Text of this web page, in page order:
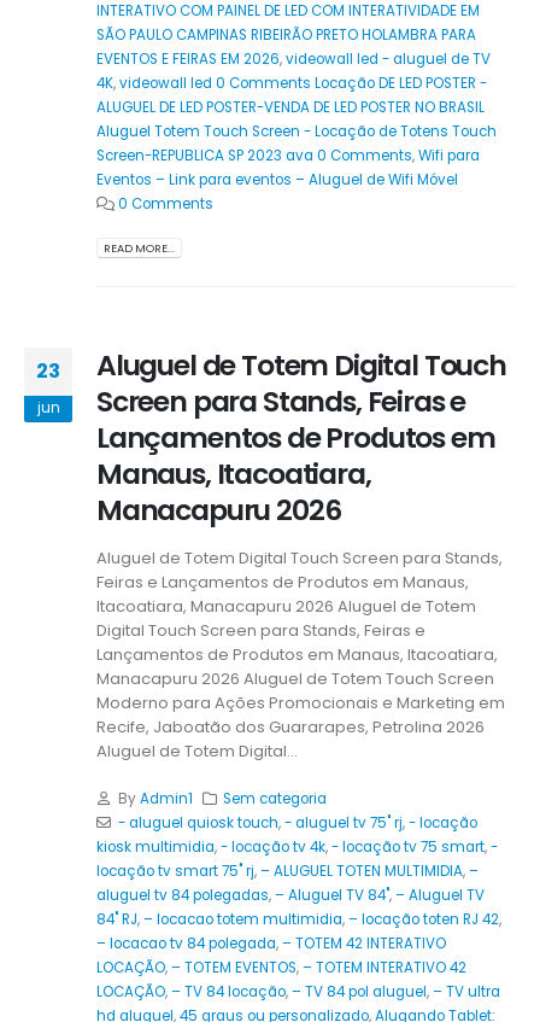
INTERATIVO COM PAINEL DE LED COM INTERATIVIDADE EM
SÃO PAULO CAMPINAS RIBEIRÃO PRETO HOLAMBRA PARA
EVENTOS E FEIRAS EM 2026,videowall led - aluguel de TV
4K,videowall led 0 Comments Locação DE LED POSTER -
ALUGUEL DE LED POSTER-VENDA DE LED POSTER NO BRASIL
Aluguel Totem Touch Screen - Locação de Totens Touch
Screen-REPUBLICA SP 2023 ava 0 Comments,Wifi para
Eventos – Link para eventos – Aluguel de Wifi Móvel
0 Comments
READ MORE...
23
jun
Aluguel de Totem Digital Touch
Screen para Stands, Feiras e
Lançamentos de Produtos em
Manaus, Itacoatiara,
Manacapuru 2026
Aluguel de Totem Digital Touch Screen para Stands,
Feiras e Lançamentos de Produtos em Manaus,
Itacoatiara, Manacapuru 2026 Aluguel de Totem
Digital Touch Screen para Stands, Feiras e
Lançamentos de Produtos em Manaus, Itacoatiara,
Manacapuru 2026 Aluguel de Totem Touch Screen
Moderno para Ações Promocionais e Marketing em
Recife, Jaboatão dos Guararapes, Petrolina 2026
Aluguel de Totem Digital...
ByAdmin1
Sem categoria
- aluguel quiosk touch,- aluguel tv 75" rj,- locação
kiosk multimidia,- locação tv 4k,- locação tv 75 smart,-
locação tv smart 75" rj,– ALUGUEL TOTEN MULTIMIDIA,–
aluguel tv 84 polegadas,– Aluguel TV 84",– Aluguel TV
84" RJ,– locacao totem multimidia,– locação toten RJ 42,
– locacao tv 84 polegada,– TOTEM 42 INTERATIVO
LOCAÇÃO,– TOTEM EVENTOS,– TOTEM INTERATIVO 42
LOCAÇÃO,– TV 84 locação,– TV 84 pol aluguel,– TV ultra
hd aluguel,45 graus ou personalizado,Alugando Tablet: